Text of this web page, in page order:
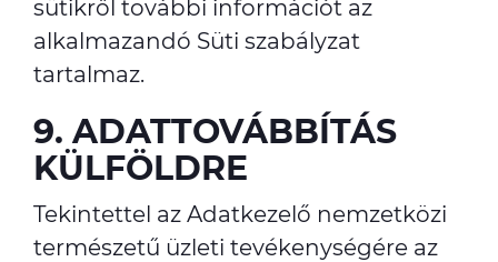
sütikről további információt az
alkalmazandó Süti szabályzat
tartalmaz.
9. ADATTOVÁBBÍTÁS
KÜLFÖLDRE
Tekintettel az Adatkezelő nemzetközi
természetű üzleti tevékenységére az